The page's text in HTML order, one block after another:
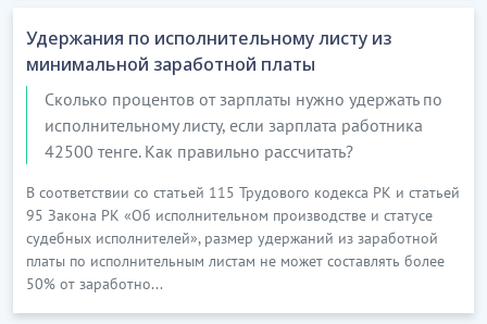
Удержания по исполнительному листу из
минимальной заработной платы
Сколько процентов от зарплаты нужно удержать по
исполнительному листу, если зарплата работника
42500 тенге. Как правильно рассчитать?
В соответствии со статьей 115 Трудового кодекса РК и статьей
95 Закона РК «Об исполнительном производстве и статусе
судебных исполнителей», размер удержаний из заработной
платы по исполнительным листам не может составлять более
50% от заработно...